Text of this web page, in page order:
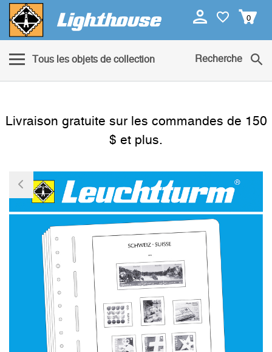
0
Tous les objets de collection Recherche
Livraison gratuite sur les commandes de 150
$ et plus.